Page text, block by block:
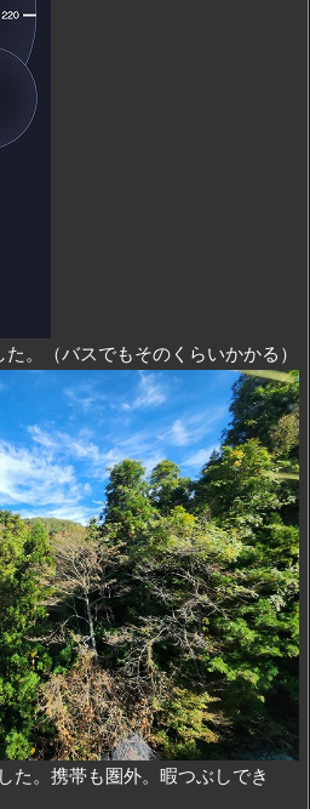
。（バスでもそのくらいかかる）
た。携帯も圏外。暇つぶしでき